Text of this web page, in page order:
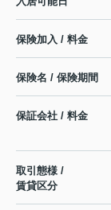
保険加入 / 料金
保険名 / 保険期間
保証会社 / 料金
取引態様 /
賃貸区分